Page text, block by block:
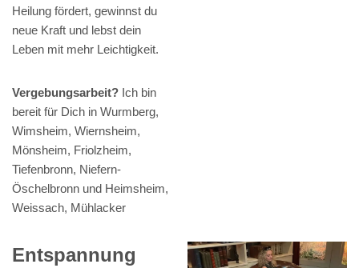
Heilung fördert, gewinnst du
neue Kraft und lebst dein
Leben mit mehr Leichtigkeit.
Vergebungsarbeit? Ich bin
bereit für Dich in Wurmberg,
Wimsheim, Wiernsheim,
Mönsheim, Friolzheim,
Tiefenbronn, Niefern-
Öschelbronn und Heimsheim,
Weissach, Mühlacker
Entspannung